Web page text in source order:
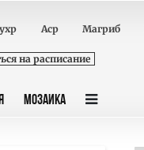
Аср Магриб
на расписание
МОЗАИКА